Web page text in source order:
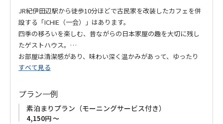
JR紀伊田辺駅から徒歩10分ほどで古民家を改装したカフェを併
設する「ICHIE（一会）」はあります。
四季の移ろいを楽しむ、昔ながらの日本家屋の趣を大切に残し
たゲストハウス。
お部屋は清潔感があり、味わい深く温かみがあって、ゆったり
くつろいでいただける空間となっております。
ービスを無料でご利用いただけます。
手作りシフォンケーキは、しっとりふわふわで美味しい！と大
好評です。
すべて見る
プラン一例
素泊まりプラン（モーニングサービス付き）
4,150円 ～